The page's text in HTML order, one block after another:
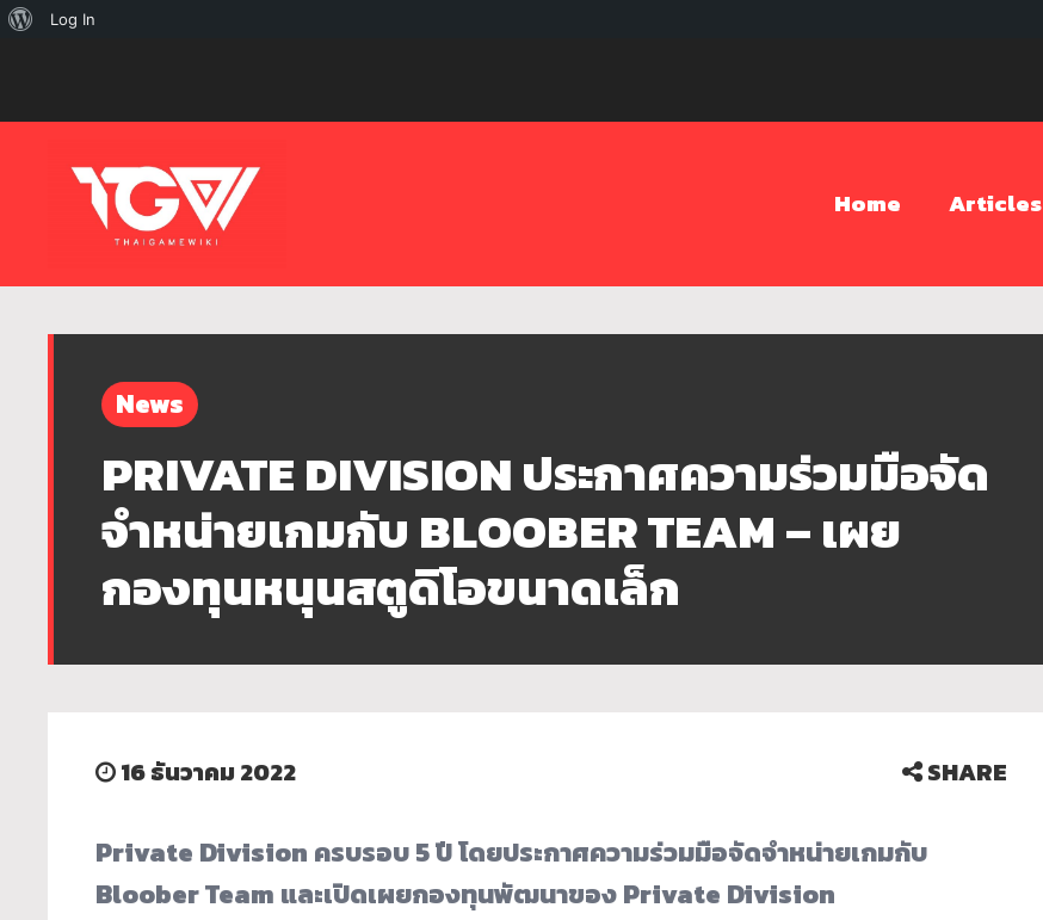
Home Articles
News
PRIVATE DIVISION ประกาศความร่วมมือจัด
จำหน่ายเกมกับ BLOOBER TEAM – เผย
กองทุนหนุนสตูดิโอขนาดเล็ก
16 ธันวาคม 2022 SHARE
Private Division ครบรอบ 5 ปีโดยประกาศความร่วมมือจัดจำหน่ายเกมกับ
Bloober Team และเปิดเผยกองทุนพัฒนาของ Private Division
เกี่ยวLog In